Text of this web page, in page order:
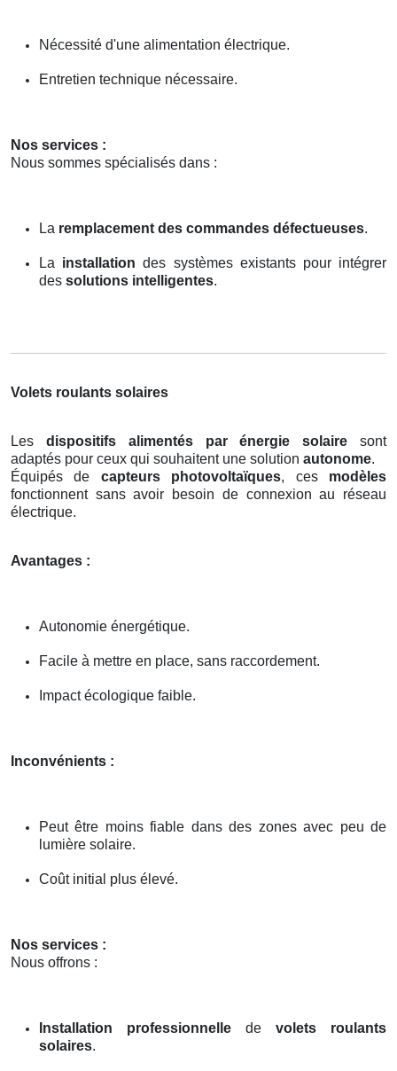
Nécessité d'une alimentation électrique.
Entretien technique nécessaire.
Nos services :
Nous sommes spécialisés dans :
La remplacement des commandes défectueuses.
La installation des systèmes existants pour intégrer
des solutions intelligentes.
Volets roulants solaires
Les dispositifs alimentés par énergie solaire sont
adaptés pour ceux qui souhaitent une solution autonome.
Équipés de capteurs photovoltaïques, ces modèles
fonctionnent sans avoir besoin de connexion au réseau
électrique.
Avantages :
Autonomie énergétique.
Facile à mettre en place, sans raccordement.
Impact écologique faible.
Inconvénients :
Peut être moins fiable dans des zones avec peu de
lumière solaire.
Coût initial plus élevé.
Nos services :
Nous offrons :
Installation professionnelle de volets roulants
solaires.